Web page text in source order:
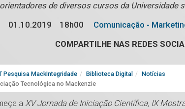
de diversos cursos da Universidade
01.10.2019
18h00
Comunicação -
COMPARTILHE NAS REDES
Pesquisa MackIntegridade Biblioteca Digital
Notícias
Tecnológica no Mackenzie
a XV Jornada de Iniciação Científica, IX